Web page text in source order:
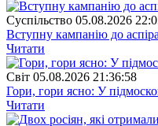
Суспiльство 05.08.2026
Вступну кампанію до
Читати
Свiт 05.08.2026 21:36:58
Гори, гори ясно: У
Читати